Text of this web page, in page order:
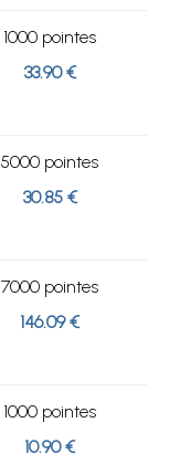
1000 pointes
33.90 €
5000 pointes
30.85 €
7000 pointes
146.09 €
1000 pointes
10.90 €